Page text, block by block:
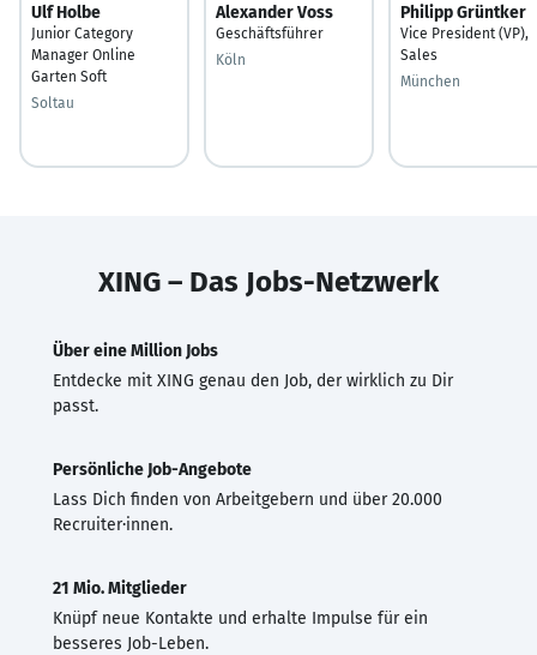
Ulf Holbe
Junior Category
Manager Online
Garten Soft
Soltau
Alexander Voss
Geschäftsführer
Köln
Philipp Grüntker
Vice President (VP),
Sales
München
XING – Das Jobs-Netzwerk
Über eine Million Jobs
Entdecke mit XING genau den Job, der wirklich zu Dir
passt.
Persönliche Job-Angebote
Lass Dich finden von Arbeitgebern und über 20.000
Recruiter·innen.
21 Mio. Mitglieder
Knüpf neue Kontakte und erhalte Impulse für ein
besseres Job-Leben.